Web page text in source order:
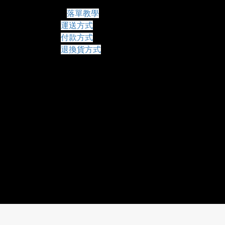
落單教學
運送方式
付款方式
退換貨方式